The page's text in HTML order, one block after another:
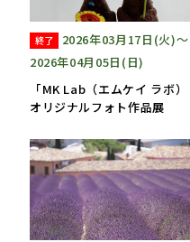
終了
2026年03月17日(火)〜
2026年04月05日(日)
「MK Lab（エムケイ ラボ）
オリジナルフォト作品展